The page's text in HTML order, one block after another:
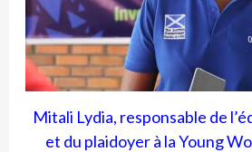
Mitali Lydia, responsable de
et du plaidoyer à la Young